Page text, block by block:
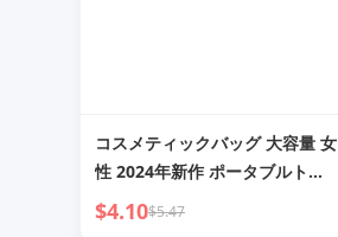
コスメティックバッグ 大容量 女
性 2024年新作 ポータブルトラ
ベル化粧ポーチ おしゃれ コーデ
ュロイ コスメティックバッグ
$4.10$5.47